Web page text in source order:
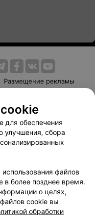
Размещение рекламы
Способы оплаты
103.by
данных
для обеспечения
улучшения, сбора
файлов
в более позднее время.
о целях,
cookie вы
обработки